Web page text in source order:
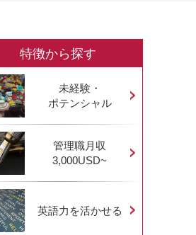
特徴から探す
未経験・
ポテンシャル
管理職月収
3,000USD~
英語力を活かせる